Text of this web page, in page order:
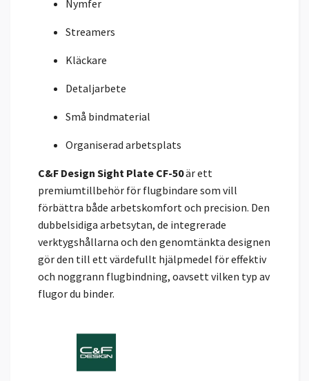
Nymfer
Streamers
Kläckare
Detaljarbete
Små bindmaterial
Organiserad arbetsplats
C&F Design Sight Plate CF-50är ett
premiumtillbehör för flugbindare som vill
förbättra både arbetskomfort och precision. Den
dubbelsidiga arbetsytan, de integrerade
verktygshållarna och den genomtänkta designen
gör den till ett värdefullt hjälpmedel för effektiv
och noggrann flugbindning, oavsett vilken typ av
flugor du binder.